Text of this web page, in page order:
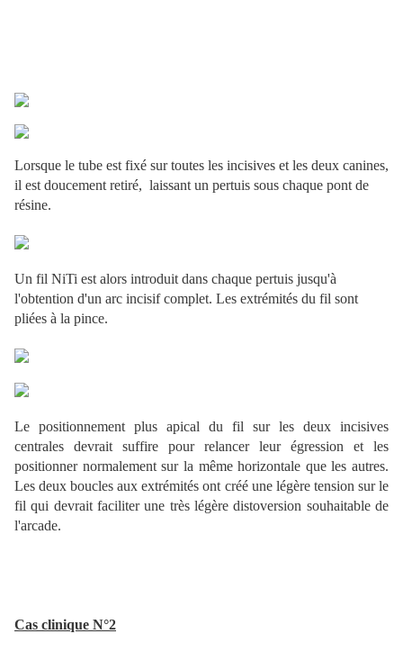
Lorsque le tube est fixé sur toutes les incisives et les deux canines,
il est doucement retiré, laissant un pertuis sous chaque pont de
résine.
Un fil NiTi est alors introduit dans chaque pertuis jusqu'à
l'obtention d'un arc incisif complet. Les extrémités du fil sont
pliées à la pince.
Le positionnement plus apical du fil sur les deux incisives
centrales devrait suffire pour relancer leur égression et les
positionner normalement sur la même horizontale que les autres.
Les deux boucles aux extrémités ont créé une légère tension sur le
fil qui devrait faciliter une très légère distoversion souhaitable de
l'arcade.
Cas clinique N°2